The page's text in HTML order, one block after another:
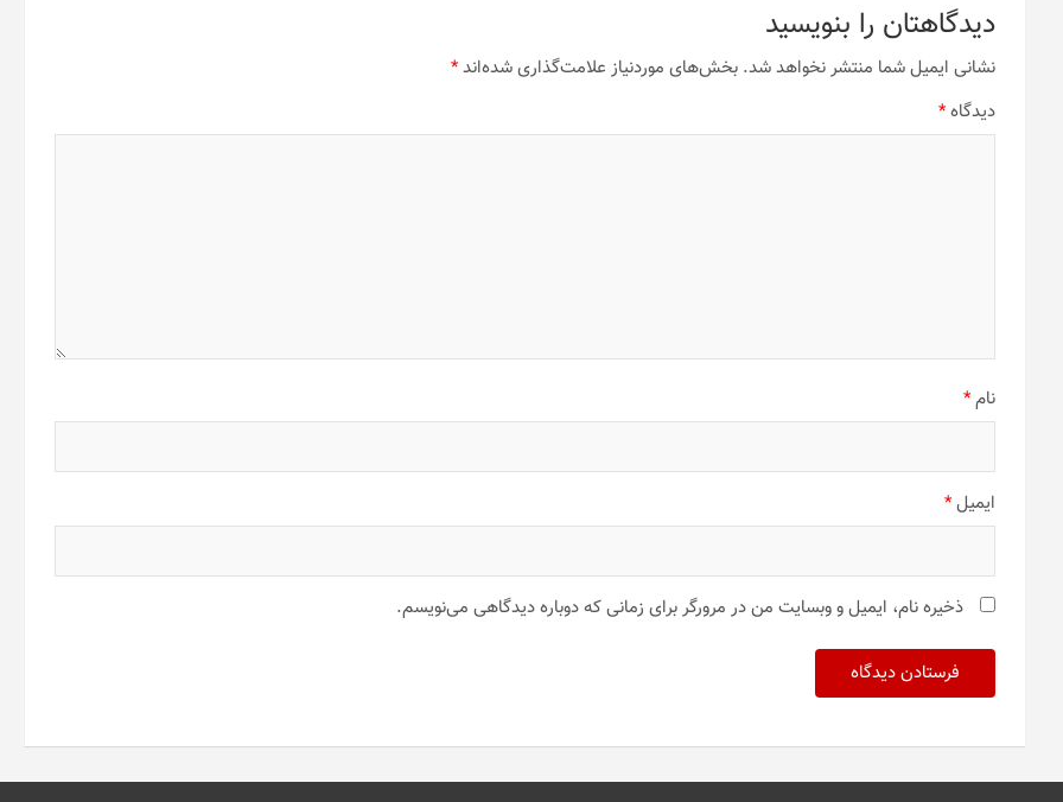
دیدگاهتان را بنویسید
نشانی ایمیل شما منتشر نخواهد شد. بخش‌های موردنیاز علامت‌گذاری شده‌اند*
دیدگاه*
نام*
ایمیل*
ذخیره نام، ایمیل و وبسایت من در مرورگر برای زمانی که دوباره دیدگاهی می‌نویسم.